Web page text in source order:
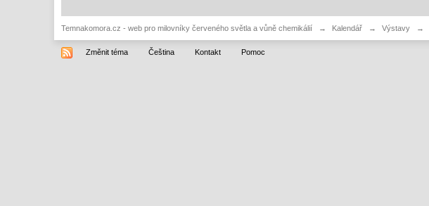
Temnakomora.cz - web pro milovníky červeného světla a vůně chemikálií → Kalendář → Výstavy →
Změnit téma Čeština Kontakt Pomoc